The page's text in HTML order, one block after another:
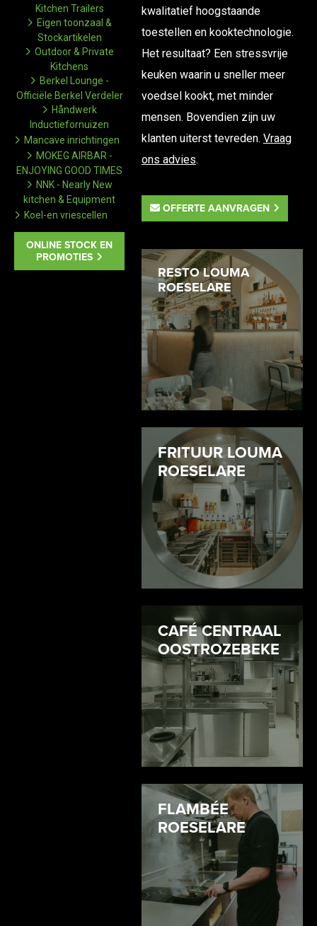
Kitchen Trailers
Eigen toonzaal &
Stockartikelen
Outdoor & Private
Kitchens
Berkel Lounge -
Officiële Berkel Verdeler
Håndwerk
Inductiefornuizen
Mancave inrichtingen
MOKEG AIRBAR -
ENJOYING GOOD TIMES
NNK - Nearly New
kitchen & Equipment
Koel-en vriescellen
ONLINE STOCK EN
PROMOTIES
kwalitatief hoogstaande
toestellen en kooktechnologie.
Het resultaat? Een stressvrije
keuken waarin u sneller meer
voedsel kookt, met minder
mensen. Bovendien zijn uw
klanten uiterst tevreden. Vraag
ons advies.
OFFERTE AANVRAGEN
RESTO LOUMA
ROESELARE
FRITUUR LOUMA
ROESELARE
CAFÉ CENTRAAL
OOSTROZEBEKE
FLAMBÉE
ROESELARE